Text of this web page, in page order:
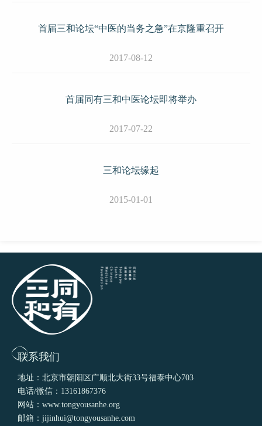
首届三和论坛“中医的当务之急”在京隆重召开
2017-08-12
首届同有三和中医论坛即将举办
2017-07-22
三和论坛缘起
2015-01-01
联系我们
地址：北京市朝阳区广顺北大街33号福泰中心703
电话/微信：13161867376
网站：www.tongyousanhe.org
邮箱：jijinhui@tongyousanhe.com